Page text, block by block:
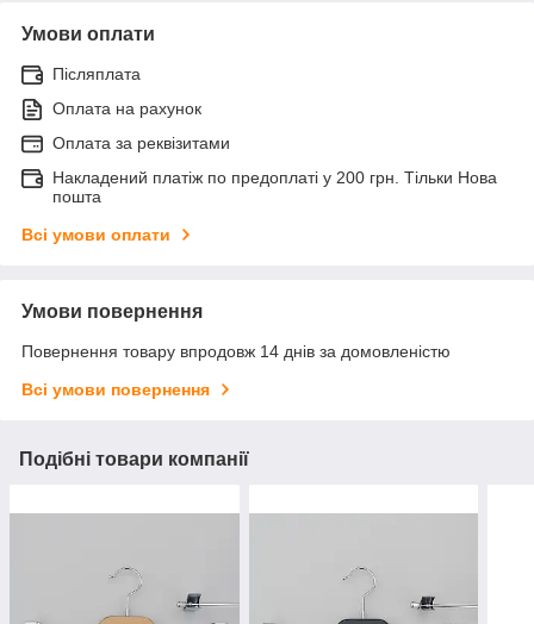
Умови оплати
Післяплата
Оплата на рахунок
Оплата за реквізитами
Накладений платіж по предоплаті у 200 грн. Тільки Нова
пошта
Всі умови оплати
Умови повернення
Повернення товару впродовж 14 днів за домовленістю
Всі умови повернення
Подібні товари компанії